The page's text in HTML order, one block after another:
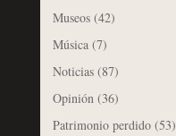
Museos(42)
Música(7)
Noticias(87)
Opinión (36)
Patrimonio perdido(53)